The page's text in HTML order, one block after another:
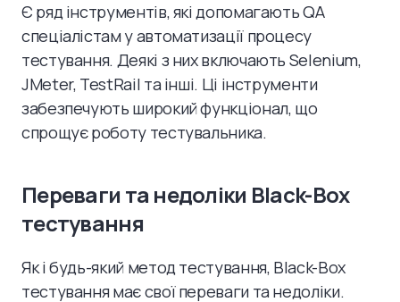
Є ряд інструментів, які допомагають QA
спеціалістам у автоматизації процесу
тестування. Деякі з них включають Selenium,
JMeter, TestRail та інші. Ці інструменти
забезпечують широкий функціонал, що
спрощує роботу тестувальника.
Переваги та недоліки Black-Box
тестування
Як і будь-який метод тестування, Black-Box
тестування має свої переваги та недоліки.